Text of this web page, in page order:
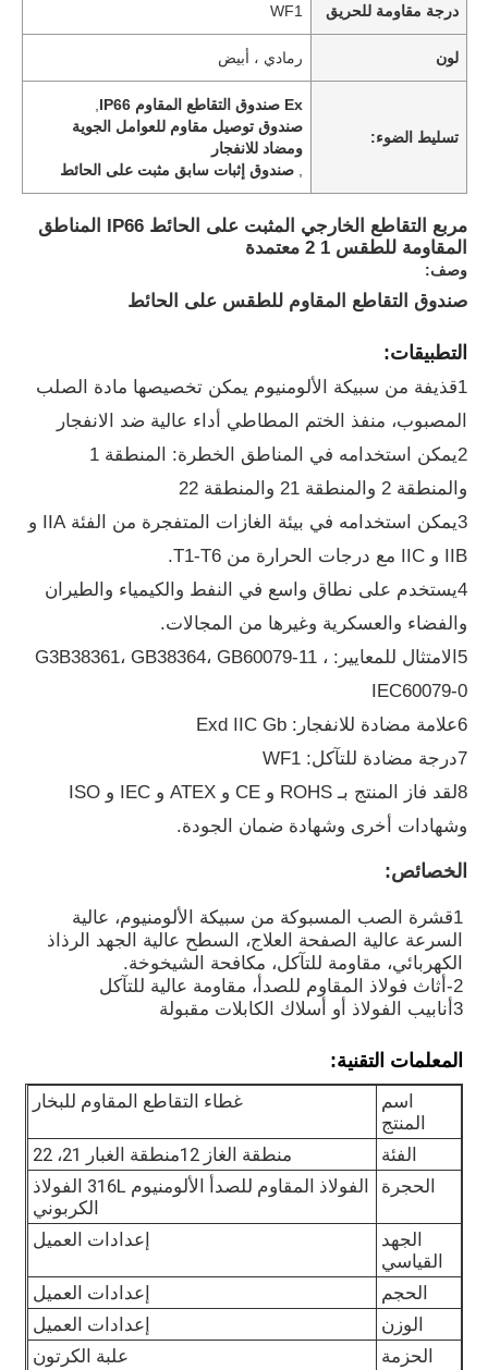
منزل
المنتجات
حول بنا
جولة في المعمل
ضبط الجودة
اتصل بنا
طلب اقتباس
إضاءة مقاومة للانفجار
ضوء إنذار مقاوم للانفجار
مروحة مقاومة للانفجار
درجة مقاومة للحريق WF1
لون رمادي ، أبيض
تسليط الضوء:
Ex صندوق التقاطع المقاوم IP66
صندوق توصيل مقاوم للعوامل الجوية
ومضاد للانفجار
,صندوق إثبات سابق مثبت على الحائط
مربع التقاطع الخارجي المثبت على الحائط IP66 المناطق
المقاومة للطقس 1 2 معتمدة
وصف:
صندوق التقاطع المقاوم للطقس على الحائط
التطبيقات:
1قذيفة من سبيكة الألومنيوم يمكن تخصيصها مادة الصلب
المصبوب، منفذ الختم المطاطي أداء عالية ضد الانفجار
2يمكن استخدامه في المناطق الخطرة: المنطقة 1
والمنطقة 2 والمنطقة 21 والمنطقة 22
3يمكن استخدامه في بيئة الغازات المتفجرة من الفئة IIA و
IIB و IIC مع درجات الحرارة من T1-T6.
4يستخدم على نطاق واسع في النفط والكيمياء والطيران
والفضاء والعسكرية وغيرها من المجالات.
5الامتثال للمعايير: G3B38361، GB38364، GB60079-11 ،
IEC60079-0
6علامة مضادة للانفجار: Exd IIC Gb
7درجة مضادة للتآكل: WF1
8لقد فاز المنتج بـ ROHS و CE و ATEX و IEC و ISO
وشهادات أخرى وشهادة ضمان الجودة.
الخصائص:
1قشرة الصب المسبوكة من سبيكة الألومنيوم، عالية
السرعة عالية الصفحة العلاج، السطح عالية الجهد الرذاذ
الكهربائي، مقاومة للتآكل، مكافحة الشيخوخة.
2-أثاث فولاذ المقاوم للصدأ، مقاومة عالية للتآكل
3أنابيب الفولاذ أو أسلاك الكابلات مقبولة
المعلمات التقنية:
اسم
المنتج
غطاء التقاطع المقاوم للبخار
الفئة
منطقة الغاز 12منطقة الغبار 21، 22
الحجرة
الفولاذ المقاوم للصدأ الألومنيوم 316L الفولاذ
الكربوني
الجهد
القياسي
إعدادات العميل
الحجم
إعدادات العميل
الوزن
إعدادات العميل
الحزمة
علبة الكرتون